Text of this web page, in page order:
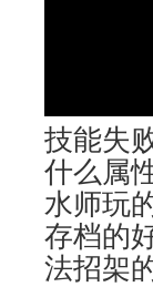
技能失
什么属
水师玩
存档的
法招架